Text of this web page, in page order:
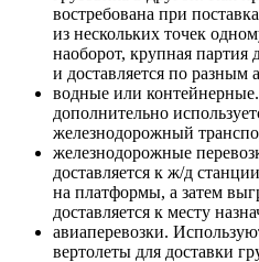
востребована при
из нескольких точек
наоборот, крупная партия
и доставляется по разным
водные или
дополнительно
железнодорожный
железнодорожные
доставляется к ж/д
на платформы, а затем
доставляется к месту
авиаперевозки.
вертолеты для доставки